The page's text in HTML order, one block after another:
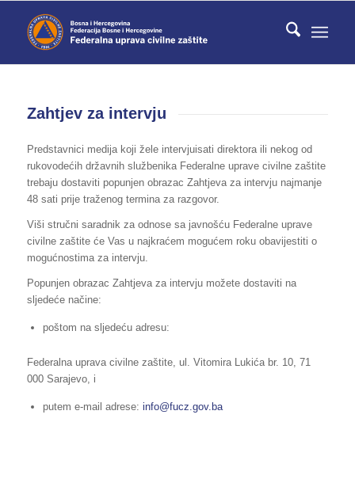
Zahtjev za intervju
Predstavnici medija koji žele intervjuisati direktora ili nekog od
rukovodećih državnih službenika Federalne uprave civilne zaštite
trebaju dostaviti popunjen obrazac Zahtjeva za intervju najmanje
48 sati prije traženog termina za razgovor.
Viši stručni saradnik za odnose sa javnošću Federalne uprave
civilne zaštite će Vas u najkraćem mogućem roku obavijestiti o
mogućnostima za intervju.
Popunjen obrazac Zahtjeva za intervju možete dostaviti na
sljedeće načine:
poštom na sljedeću adresu:
Federalna uprava civilne zaštite, ul. Vitomira Lukića br. 10, 71
000 Sarajevo, i
putem e-mail adrese: info@fucz.gov.ba